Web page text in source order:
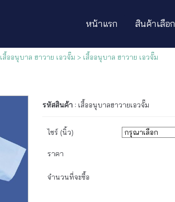
หน้าแรก สินค้าเลือ
เสื้ออนุบาล ฮาวาย เอวจั๊ม > เสื้ออนุบาล ฮาวาย เอวจั๊ม
รหัสสินค้า : เสื้ออนุบาลฮาวายเอวจั๊ม
ไซร์ (นิ้ว)
ราคา
จำนวนที่จะซื้อ